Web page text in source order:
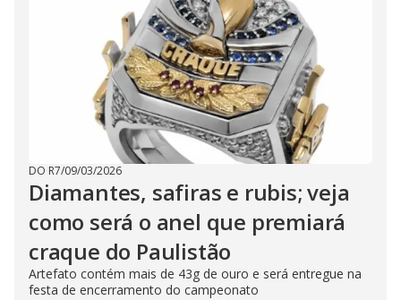
DO R7/09/03/2026
Diamantes, safiras e rubis; veja
como será o anel que premiará
craque do Paulistão
Artefato contém mais de 43g de ouro e será entregue na
festa de encerramento do campeonato